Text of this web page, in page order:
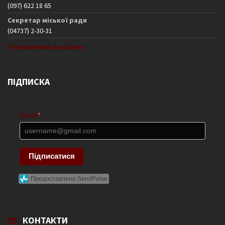
(097) 622 18 65
Секретар міської ради
(04737) 2-30-31
Телефонний довідник
ПІДПИСКА
Email *
Підписатися
Предоставлено SendPulse
КОНТАКТИ